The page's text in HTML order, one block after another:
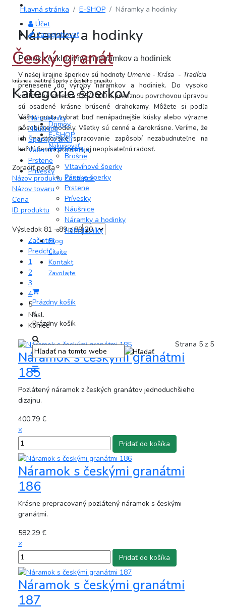
Účet
Zaregistrovať
Český granát
krásne a kvalitné šperky z českého granátu
Kategórie šperkov
Náhrdelníky
Náušnice
Šperky v akcii
Valentín a srdiečka
Prstene
Prívesky
Domov
E-SHOP
Nakupovať
Brošne
Vltavínové šperky
Pánske šperky
Prstene
Prívesky
Náušnice
Náramky a hodinky
Náhrdelníky
Blog
Čítajte
Kontakt
Zavolajte
Prázdny košík
×
Prázdny košík
Hlavná stránka E-SHOP Náramky a hodinky
Náramky a hodinky
Ponuka exkluzívnych náramkov a hodiniek
V našej krajine šperkov sú hodnoty Umenie - Krása - Tradícia
prenesené do výroby náramkov a hodiniek. Do vysoko
kvalitného striebra 925/1000 s precíznou povrchovou úpravou
sú osadené krásne brúsené drahokamy.Môžete si podľa
Vášho gusta vybrať buď nenápadnejšie kúsky alebo výrazne
pôsobiace modely. Všetky sú cenné a čarokrásne. Veríme, že
ich majstrovské spracovanie zapôsobí nezabudnuteľne na
každú ženu a prinesie jej neopísateľnú radosť.
Zoradiť podľa
Názov produktu Zostupne
Názov tovaru
Cena
ID produktu
Výsledok 81 - 89 z 89
Začiatok
Predch.
1
2
3
4
5
Nasl.
Koniec
Strana 5 z 5
Náramok s českými granátmi
185
Pozlátený náramok z českých granátov jednoduchšieho
dizajnu.
400,79 €
×
Náramok s českými granátmi
186
Krásne prepracovaný pozlátený náramok s českými
granátmi.
582,29 €
×
Náramok s českými granátmi
187